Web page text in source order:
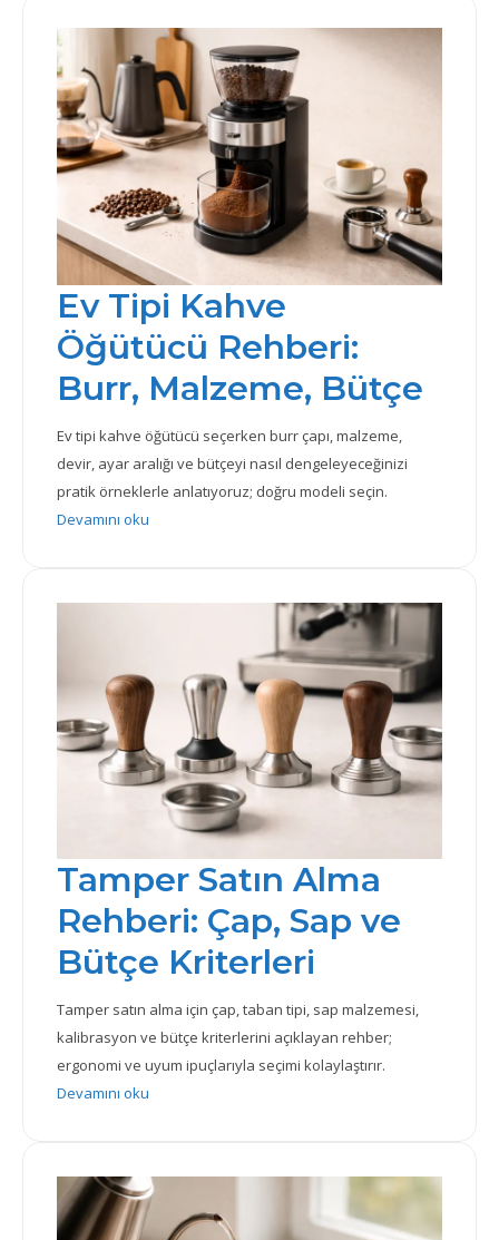
Ev Tipi Kahve
Öğütücü Rehberi:
Burr, Malzeme, Bütçe
Ev tipi kahve öğütücü seçerken burr çapı, malzeme,
devir, ayar aralığı ve bütçeyi nasıl dengeleyeceğinizi
pratik örneklerle anlatıyoruz; doğru modeli seçin.
Devamını oku
Tamper Satın Alma
Rehberi: Çap, Sap ve
Bütçe Kriterleri
Tamper satın alma için çap, taban tipi, sap malzemesi,
kalibrasyon ve bütçe kriterlerini açıklayan rehber;
ergonomi ve uyum ipuçlarıyla seçimi kolaylaştırır.
Devamını oku